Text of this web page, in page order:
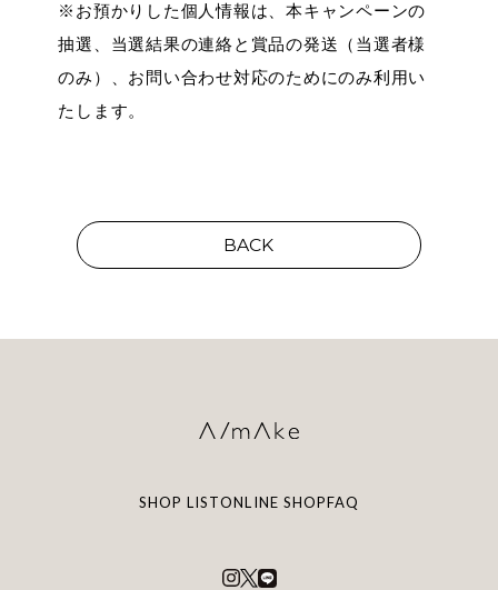
※お預かりした個人情報は、本キャンペーンの
抽選、当選結果の連絡と賞品の発送（当選者様
のみ）、お問い合わせ対応のためにのみ利用い
たします。
BACK
SHOP LISTONLINE SHOPFAQ